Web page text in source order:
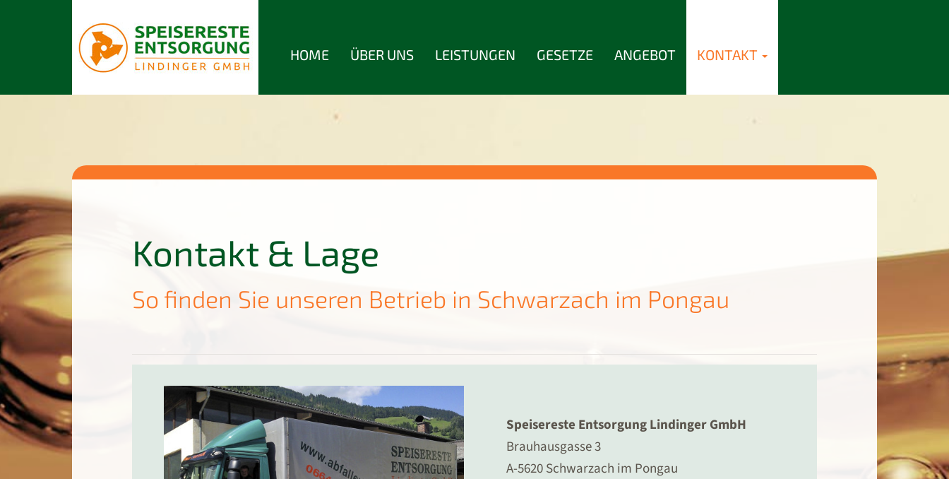
HOME ÜBER UNS LEISTUNGEN GESETZE ANGEBOT KONTAKT
Kontakt & Lage
So finden Sie unseren Betrieb in Schwarzach im Pongau
Speisereste Entsorgung Lindinger GmbH
Brauhausgasse 3
A-5620 Schwarzach im Pongau